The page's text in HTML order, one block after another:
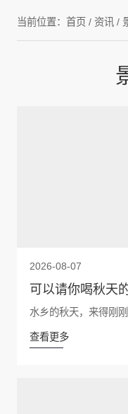
当前位置： 首页 / 资讯 /
2026-08-07
可以请你喝秋天
水乡的秋天，来得刚刚
查看更多